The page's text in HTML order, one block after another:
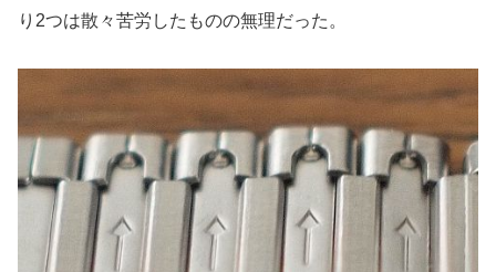
り2つは散々苦労したものの無理だった。